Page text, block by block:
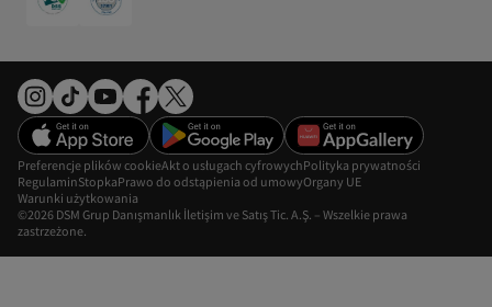
©2026 DSM Grup Danışmanlık İletişim ve Satış Tic. A.Ş. – Wszelkie prawa
zastrzeżone.
Preferencje plików cookieAkt o usługach cyfrowychPolityka prywatności
RegulaminStopkaPrawo do odstąpienia od umowyOrgany UE
Warunki użytkowania